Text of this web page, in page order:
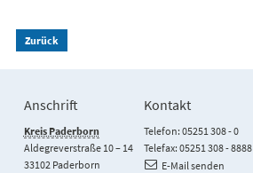
Zurück
Anschrift
Kreis Paderborn
Aldegreverstraße 10 – 14
33102 Paderborn
Kontakt
Telefon: 05251 308 - 0
Telefax: 05251 308 - 8888
E-Mail senden